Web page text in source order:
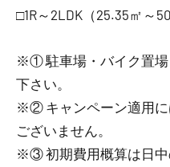
□1R～2LDK（25.35㎡～
※① 駐車場・バイク置場
下さい。
※② キャンペーン適用に
ございません。
※③ 初期費用概算は日中